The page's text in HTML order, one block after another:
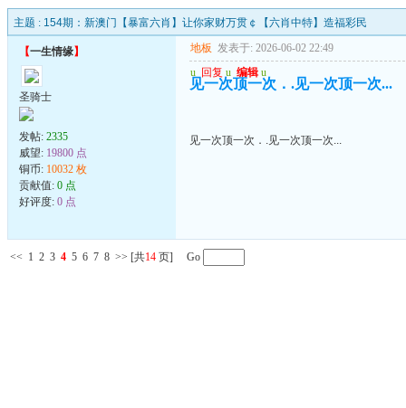
主题 : 154期：新澳门【暴富六肖】让你家财万贯￠【六肖中特】造福彩民
【一生情缘】
圣骑士
发帖: 2335
威望: 19800 点
铜币: 10032 枚
贡献值: 0 点
好评度: 0 点
地板 发表于: 2026-06-02 22:49
u 回复 u 编辑 u
见一次顶一次．.见一次顶一次...
见一次顶一次．.见一次顶一次...
<< 1 2 3 4 5 6 7 8 >> [共14 页] Go